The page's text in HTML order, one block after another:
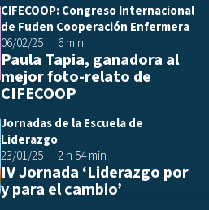
CIFECOOP: Congreso Internacional
de Fuden Cooperación Enfermera
06/02/25
6 min
Paula Tapia, ganadora al
mejor foto-relato de
CIFECOOP
Jornadas de la Escuela de
Liderazgo
23/01/25
2 h 54 min
IV Jornada ‘Liderazgo por
y para el cambio’